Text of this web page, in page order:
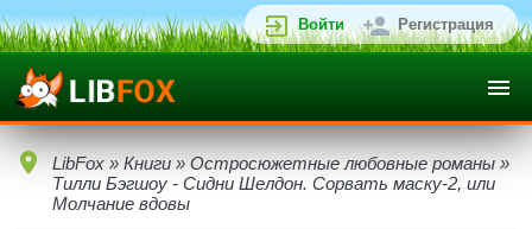
Войти Регистрация
LibFox » Книги » Остросюжетные любовные романы »
Тилли Бэгшоу - Сидни Шелдон. Сорвать маску-2, или
Молчание вдовы